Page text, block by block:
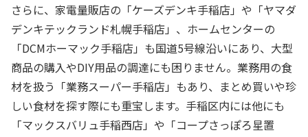
さらに、家電量販店の「ケーズデンキ手稲店」や「ヤマダ
デンキテックランド札幌手稲店」、ホームセンターの
「DCMホーマック手稲店」も国道5号線沿いにあり、大型
商品の購入やDIY用品の調達にも困りません。業務用の食
材を扱う「業務スーパー手稲店」もあり、まとめ買いや珍
しい食材を探す際にも重宝します。手稲区内には他にも
「マックスバリュ手稲西店」や「コープさっぽろ星置